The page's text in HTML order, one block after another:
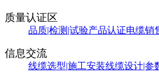
质量认证区
品质|检测|试验产品认证电缆销
信息交流
线缆选型|施工安装线缆设计|参